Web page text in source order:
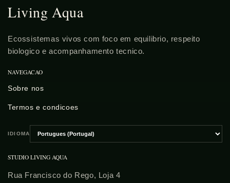
Living Aqua
Ecossistemas vivos com foco em equilibrio, respeito
biologico e acompanhamento tecnico.
NAVEGACAO
Sobre nos
Termos e condicoes
IDIOMA
Escolher
idioma
STUDIO LIVING AQUA
Rua Francisco do Rego, Loja 4